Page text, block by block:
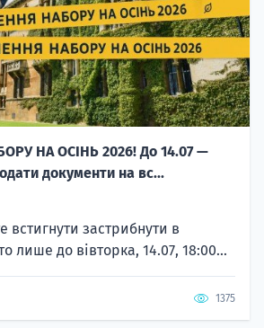
НА ОСІНЬ 2026! До 14.07 —
документи на вс...
застрибнути в
лише до вівторка, 14.07, 18:00...
1375